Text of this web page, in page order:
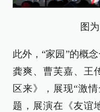
图
此外，“家园”的概
龚爽、曹芙嘉、王
区来》，展现“激
题，展演在《友谊